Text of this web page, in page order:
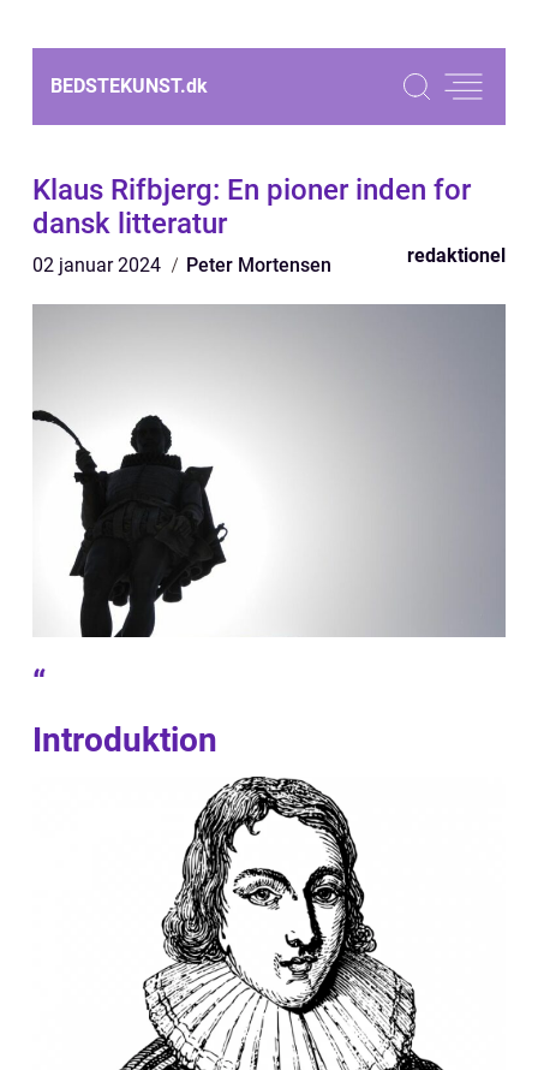
BEDSTEKUNST.dk
Klaus Rifbjerg: En pioner inden for
dansk litteratur
02 januar 2024 Peter Mortensen redaktionel
“
Introduktion